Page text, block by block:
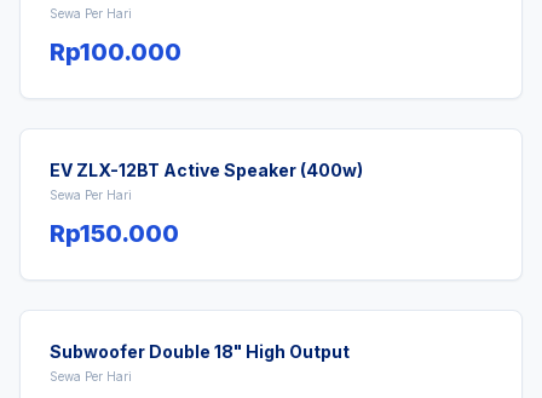
Sewa Per Hari
Rp100.000
EV ZLX-12BT Active Speaker (400w)
Sewa Per Hari
Rp150.000
Subwoofer Double 18" High Output
Sewa Per Hari